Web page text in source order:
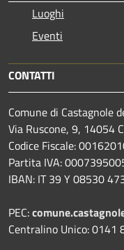
Luoghi
Eventi
CONTATTI
Comune di Castagnole
Via Ruscone, 9, 14054
Codice Fiscale:
Partita IVA:
IBAN: IT 39 Y 08530
PEC:
Centralino Unico: 0141